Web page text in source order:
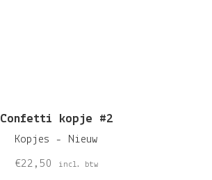
Confetti kopje #2
Kopjes - Nieuw
€22,50 incl. btw